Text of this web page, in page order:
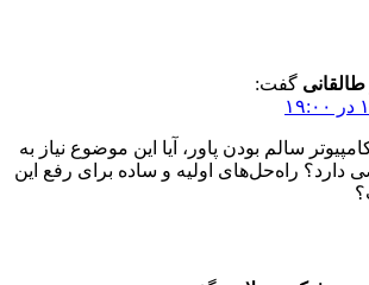
طالقانی گفت:
سالم بودن پاور، آیا این موضوع نیاز به
راه‌حل‌های اولیه و ساده برای رفع این